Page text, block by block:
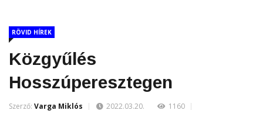
RÖVID HÍREK
Közgyűlés
Hosszúperesztegen
Szerző: Varga Miklós 2022.03.20. 1160